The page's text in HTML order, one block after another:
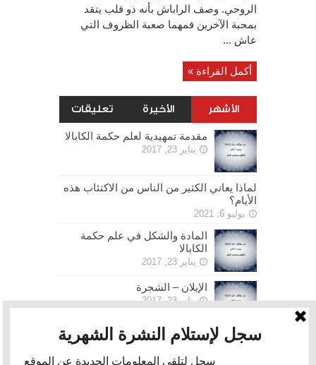
الروحي. وصف الراباش بأنه ذو قلب يتقد
بمحبة الآخرين فمهما صعبة الظروف التي
عاش ...
أكمل القراءة »
الأشهر الأخيرة تعليقات
مقدمة تمهيدية لعلم حكمة الكابالا
يناير 23, 2017
لماذا يعاني الكثير من الناس من الاكتئاب هذه
الأيام؟
يوليو 6, 2021
المادة والشكل في علم حكمة
الكابالا
يناير 23, 2017
الإيلان – الشجرة
يناير 23, 2017
الحرية